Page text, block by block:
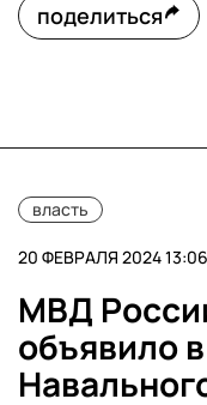
поделиться
власть
20 ФЕВРАЛЯ 2024 13:06
МВД
объявило